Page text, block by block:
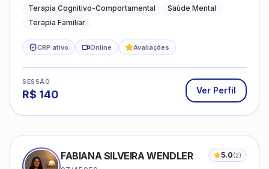
sistêmica
Terapia Cognitivo-Comportamental
Saúde Mental
Terapia Familiar
CRP ativo Online Avaliações
SESSÃO
R$ 140 Ver Perfil
FABIANA SILVEIRA WENDLER 5.0(2)